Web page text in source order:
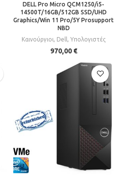
DELL Pro Micro QCM1250/i5-
14500T/16GB/512GB SSD/UHD
Graphics/Win 11 Pro/5Y Prosupport
NBD
Καινούργιοι, Dell , Υπολογιστές
970,00 €